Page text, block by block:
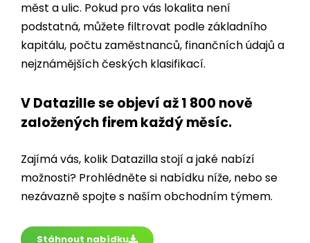
kapitálu, počtu zaměstnanců, finančních údajů a
nejznámějších českých klasifikací.
V Datazille se objeví až 1 800 nově
Zajímá vás, kolik Datazilla stojí a jaké nabízí
nezávazně spojte s naším obchodním týmem.
Stáhnout nabídku